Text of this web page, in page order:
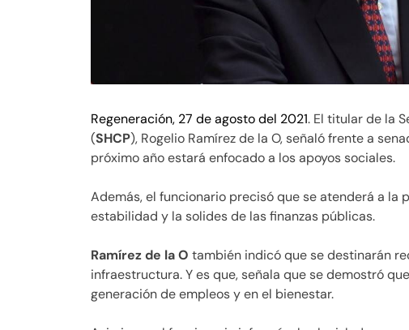
Regeneración, 27 de agosto del 2021. El titular de la
(SHCP), Rogelio Ramírez de la O, señaló frente a
próximo año estará enfocado a los apoyos sociales.
Además, el funcionario precisó que se atenderá a la
estabilidad y la solides de las finanzas públicas.
Ramírez de la O también indicó que se destinarán
infraestructura. Y es que, señala que se demostró
generación de empleos y en el bienestar.